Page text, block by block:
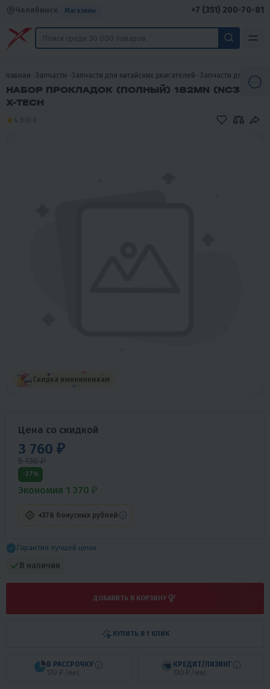
Челябинск Магазины +7 (351) 200-70-81
Главная Запчасти Запчасти для китайских двигателей Запчасти для
НАБОР ПРОКЛАДОК (ПОЛНЫЙ) 182MN (NC300)
X-TECH
Скидка именинникам
Гарантия лучшей цены
Цена со скидкой
3 760 ₽
5 130 ₽
-27%
Экономия 1 370 ₽
+376 бонусных рублей
В наличии
ДОБАВИТЬ В КОРЗИНУ
В РАССРОЧКУ
170 ₽/мес
КРЕДИТ/ЛИЗИНГ
130 ₽/мес
КУПИТЬ В 1 КЛИК